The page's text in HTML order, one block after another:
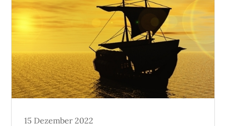
Posted
15 Dezember 2022